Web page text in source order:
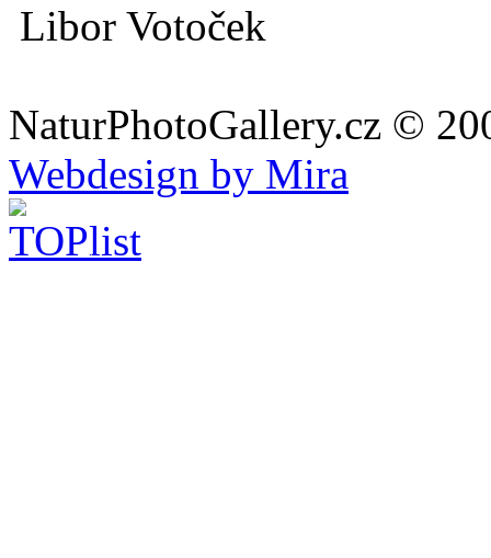
Libor Votoček
NaturPhotoGallery.cz ©
Webdesign by Mira